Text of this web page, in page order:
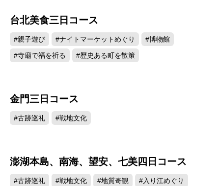
台北美食三日コース
#親子遊び #ナイトマーケットめぐり #博物館
#寺廟で福を祈る #歴史ある町を散策
金門三日コース
#古跡巡礼 #戦地文化
澎湖本島、南海、望安、七美四日コース
#古跡巡礼 #戦地文化 #地質奇観 #入り江めぐり